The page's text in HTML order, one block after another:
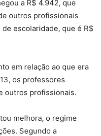
a R$ 4.942, que
outros profissionais
escolaridade, que é R$
em relação ao que era
os professores
outros profissionais.
melhora, o regime
Segundo a